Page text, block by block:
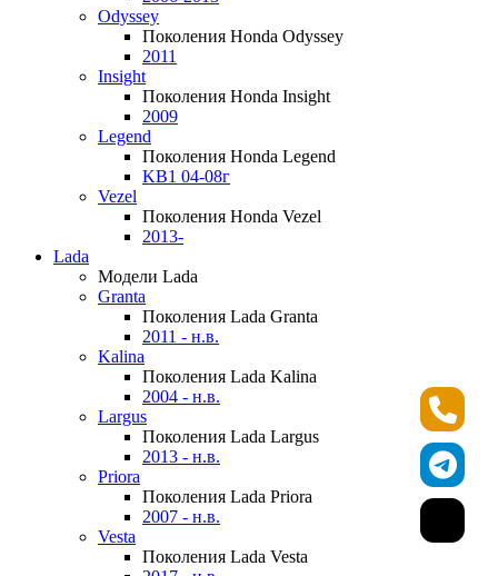
Odyssey
Поколения Honda Odyssey
2011
Insight
Поколения Honda Insight
2009
Legend
Поколения Honda Legend
KB1 04-08г
Vezel
Поколения Honda Vezel
2013-
Lada
Модели Lada
Granta
Поколения Lada Granta
2011 - н.в.
Kalina
Поколения Lada Kalina
2004 - н.в.
Largus
Поколения Lada Largus
2013 - н.в.
Priora
Поколения Lada Priora
2007 - н.в.
Vesta
Поколения Lada Vesta